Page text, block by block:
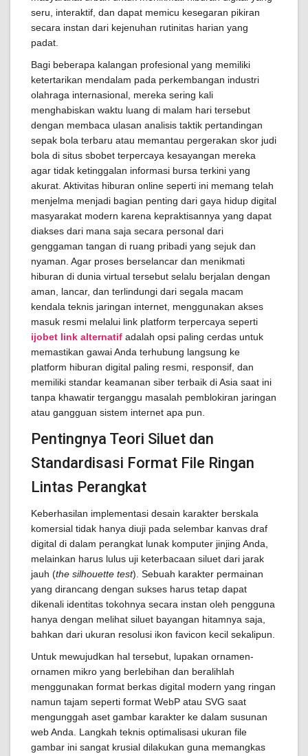
seru, interaktif, dan dapat memicu kesegaran pikiran
secara instan dari kejenuhan rutinitas harian yang
padat.
Bagi beberapa kalangan profesional yang memiliki
ketertarikan mendalam pada perkembangan industri
olahraga internasional, mereka sering kali
menghabiskan waktu luang di malam hari tersebut
dengan membaca ulasan analisis taktik pertandingan
sepak bola terbaru atau memantau pergerakan skor judi
bola di situs sbobet terpercaya kesayangan mereka
agar tidak ketinggalan informasi bursa terkini yang
akurat. Aktivitas hiburan online seperti ini memang telah
menjelma menjadi bagian penting dari gaya hidup digital
masyarakat modern karena kepraktisannya yang dapat
diakses dari mana saja secara personal dari
genggaman tangan di ruang pribadi yang sejuk dan
nyaman. Agar proses berselancar dan menikmati
hiburan di dunia virtual tersebut selalu berjalan dengan
aman, lancar, dan terlindungi dari segala macam
kendala teknis jaringan internet, menggunakan akses
masuk resmi melalui link platform terpercaya seperti
ijobet link alternatif adalah opsi paling cerdas untuk
memastikan gawai Anda terhubung langsung ke
platform hiburan digital paling resmi, responsif, dan
memiliki standar keamanan siber terbaik di Asia saat ini
tanpa khawatir terganggu masalah pemblokiran jaringan
atau gangguan sistem internet apa pun.
Pentingnya Teori Siluet dan
Standardisasi Format File Ringan
Lintas Perangkat
Keberhasilan implementasi desain karakter berskala
komersial tidak hanya diuji pada selembar kanvas draf
digital di dalam perangkat lunak komputer jinjing Anda,
melainkan harus lulus uji keterbacaan siluet dari jarak
jauh (the silhouette test). Sebuah karakter permainan
yang dirancang dengan sukses harus tetap dapat
dikenali identitas tokohnya secara instan oleh pengguna
hanya dengan melihat siluet bayangan hitamnya saja,
bahkan dari ukuran resolusi ikon favicon kecil sekalipun.
Untuk mewujudkan hal tersebut, lupakan ornamen-
ornamen mikro yang berlebihan dan beralihlah
menggunakan format berkas digital modern yang ringan
namun tajam seperti format WebP atau SVG saat
mengunggah aset gambar karakter ke dalam susunan
web Anda. Langkah teknis optimalisasi ukuran file
gambar ini sangat krusial dilakukan guna memangkas